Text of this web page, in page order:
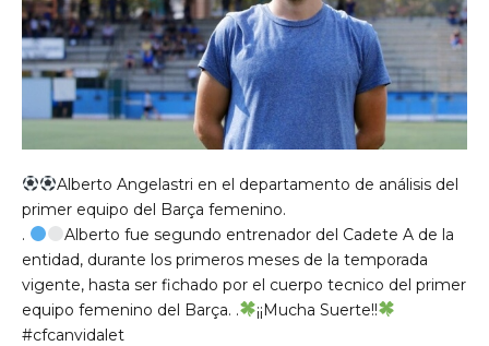
Alberto Angelastri en el departamento de análisis del
primer equipo del Barça femenino.
.
Alberto fue segundo entrenador del Cadete A de la
entidad, durante los primeros meses de la temporada
vigente, hasta ser fichado por el cuerpo tecnico del primer
equipo femenino del Barça. .
¡¡Mucha Suerte!!
#cfcanvidalet